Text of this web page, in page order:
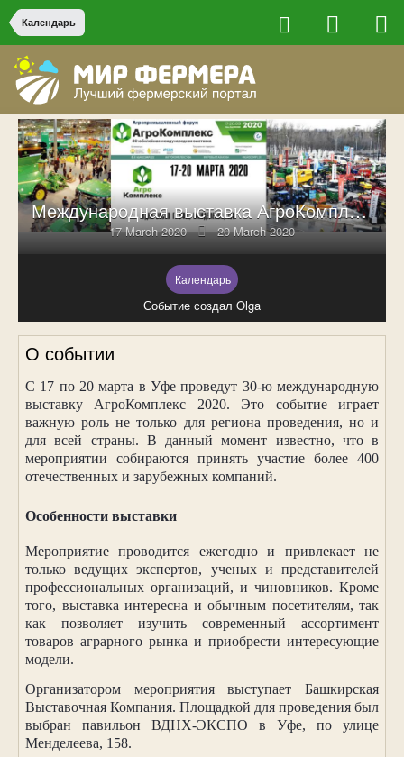
Календарь
Международная выставка АгроКомплекс 2020
17 March 2020 20 March 2020
Календарь
Событие создал Olga
О событии
С 17 по 20 марта в Уфе проведут 30-ю международную
выставку АгроКомплекс 2020. Это событие играет
важную роль не только для региона проведения, но и
для всей страны. В данный момент известно, что в
мероприятии собираются принять участие более 400
отечественных и зарубежных компаний.
Особенности выставки
Мероприятие проводится ежегодно и привлекает не
только ведущих экспертов, ученых и представителей
профессиональных организаций, и чиновников. Кроме
того, выставка интересна и обычным посетителям, так
как позволяет изучить современный ассортимент
товаров аграрного рынка и приобрести интересующие
модели.
Организатором мероприятия выступает Башкирская
Выставочная Компания. Площадкой для проведения был
выбран павильон ВДНХ-ЭКСПО в Уфе, по улице
Менделеева, 158.